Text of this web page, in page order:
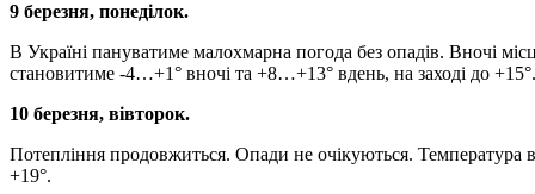
9 березня, понеділок.
В Україні пануватиме малохмарна погода без опадів. Вночі
становитиме -4…+1° вночі та +8…+13° вдень, на заході до +15°.
10 березня, вівторок.
Потепління продовжиться. Опади не очікуються.
+19°.